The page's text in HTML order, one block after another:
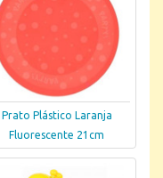
Prato Plástico Laranja
Fluorescente 21cm